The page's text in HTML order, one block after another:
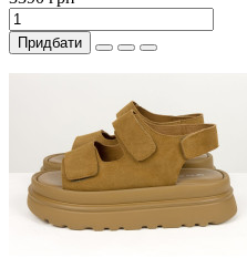
Придбати